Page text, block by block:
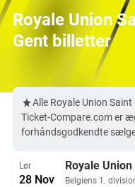
Royale Union
Gent billetter
Alle Royale Union
Ticket-Compare.com er
forhåndsgodkendte
Lør
28 Nov
Royale
Belgiens 1.